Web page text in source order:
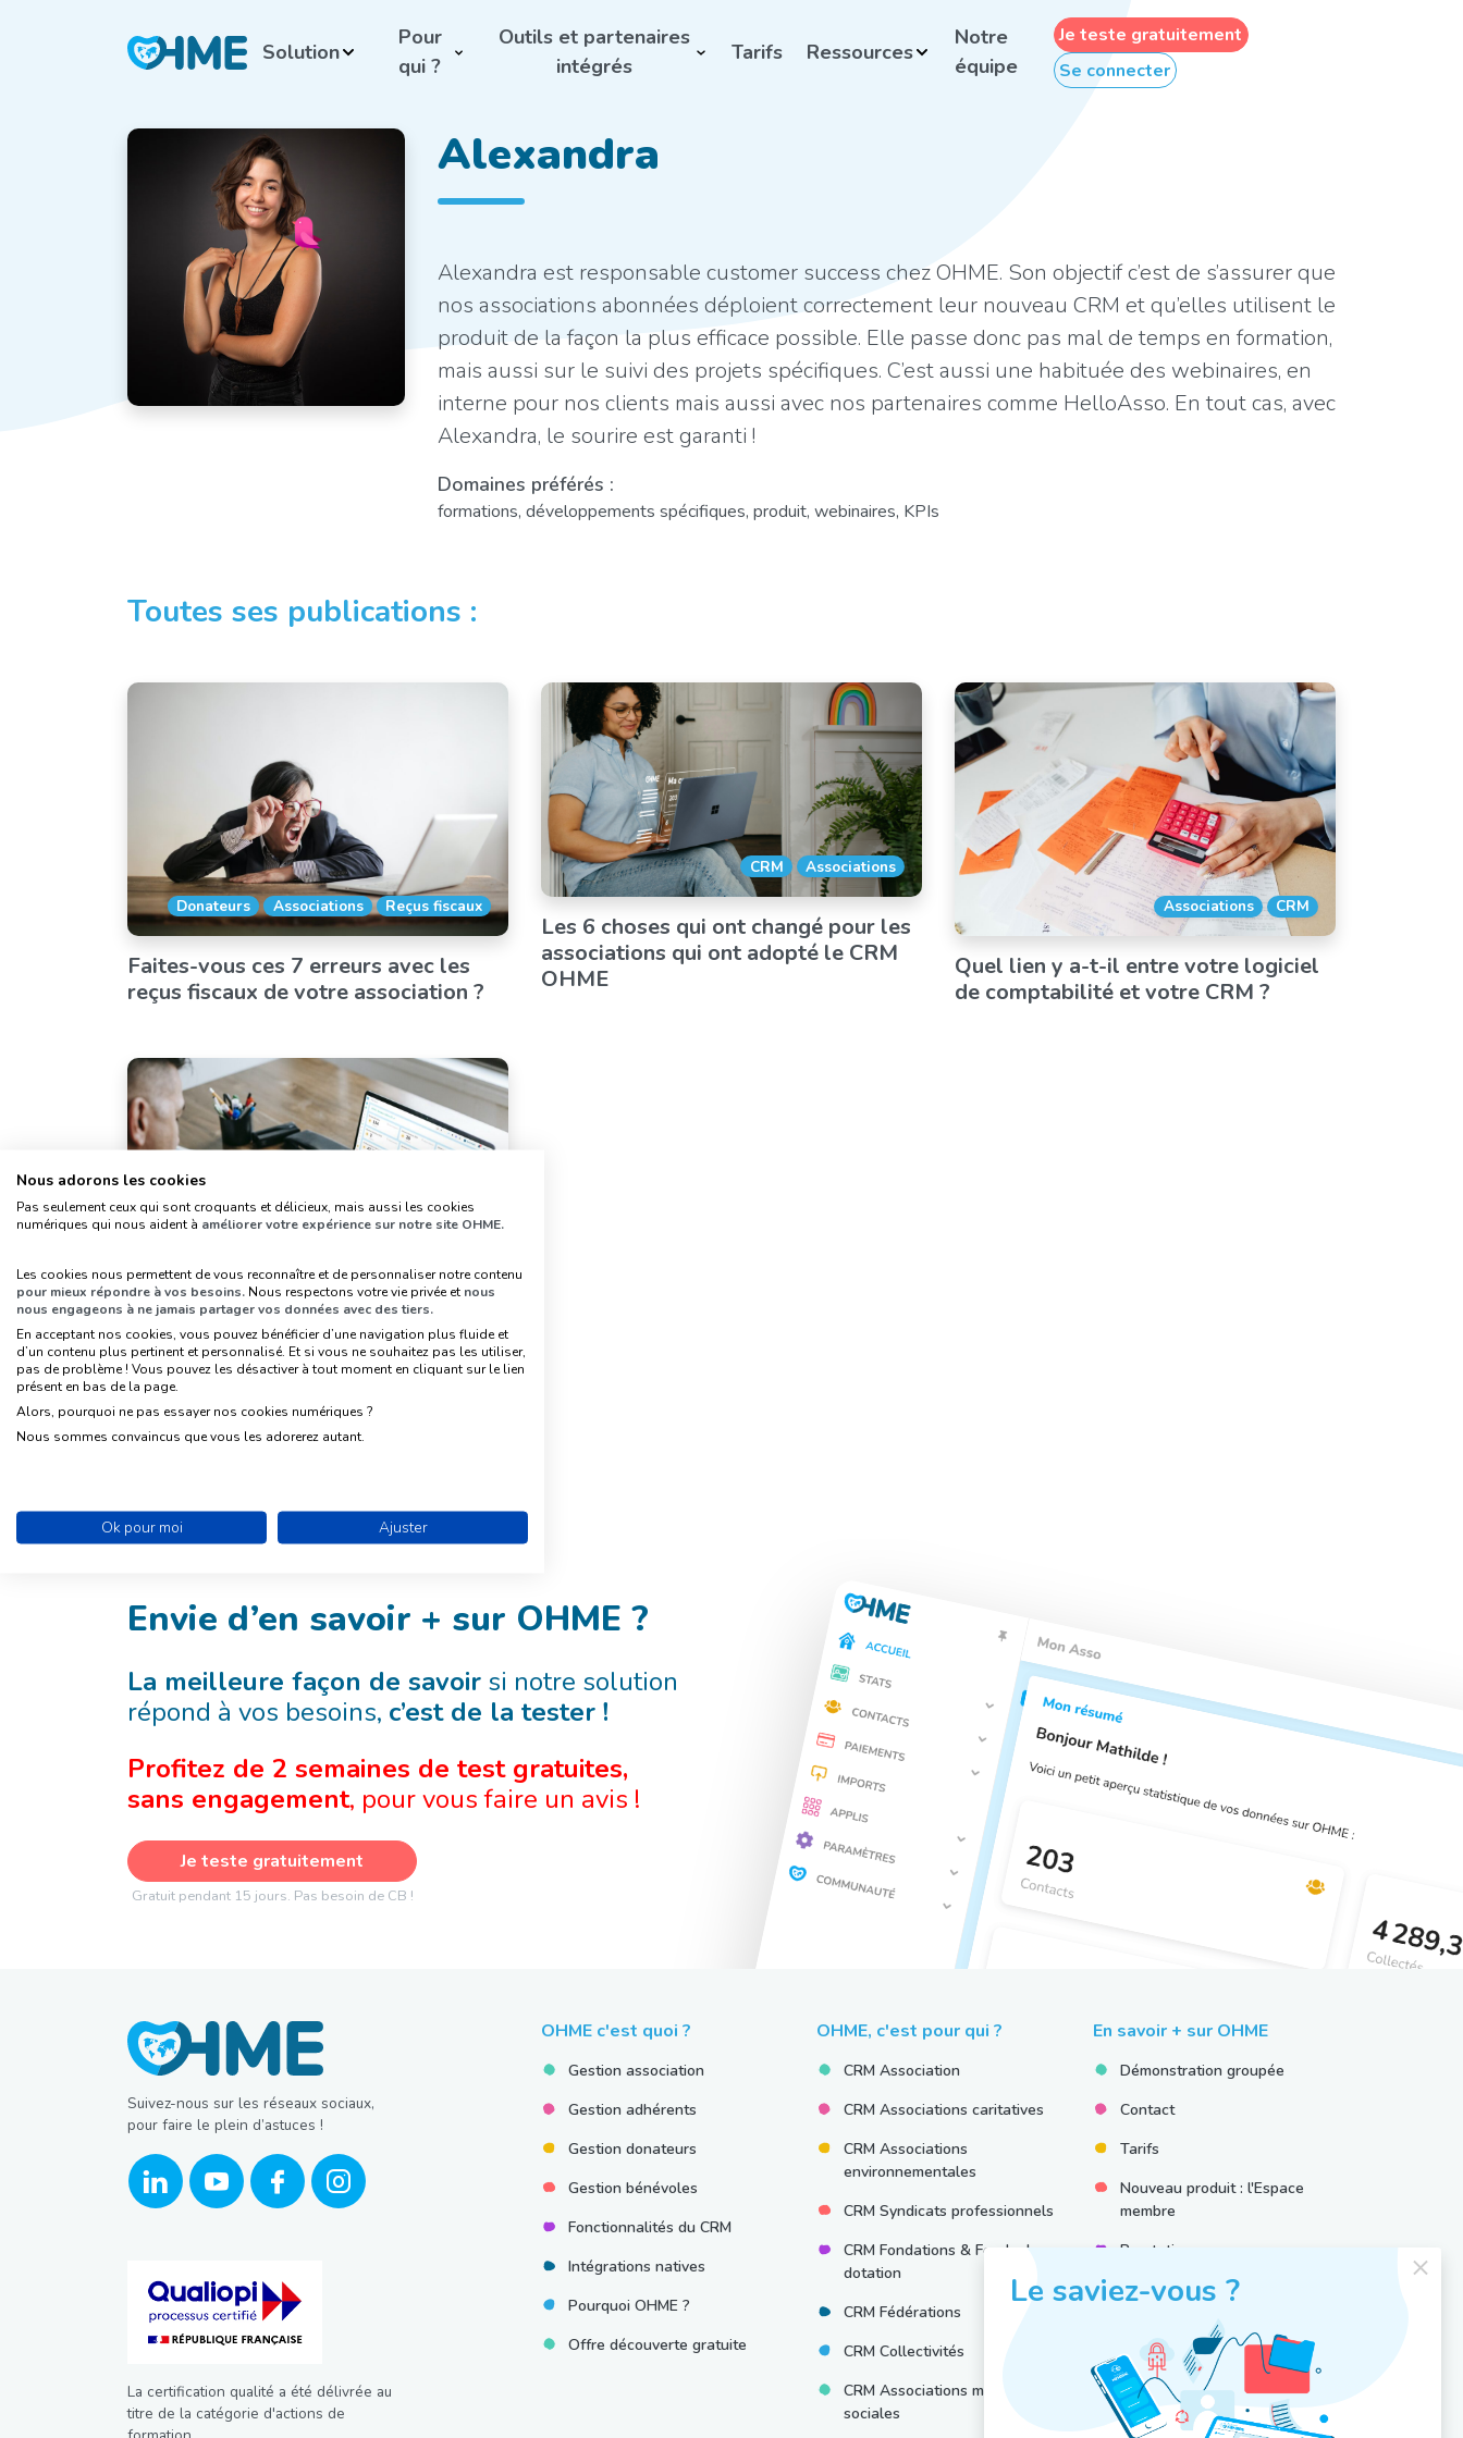
Solution
Pour
qui ?
Outils et partenaires
intégrés
Tarifs Ressources
Notre
équipe
Je teste gratuitement
Se connecter
Alexandra
Alexandra est responsable customer success chez OHME. Son objectif c’est de s’assurer que
nos associations abonnées déploient correctement leur nouveau CRM et qu’elles utilisent le
produit de la façon la plus efficace possible. Elle passe donc pas mal de temps en formation,
mais aussi sur le suivi des projets spécifiques. C’est aussi une habituée des webinaires, en
interne pour nos clients mais aussi avec nos partenaires comme HelloAsso. En tout cas, avec
Alexandra, le sourire est garanti !
Domaines préférés :
formations, développements spécifiques, produit, webinaires, KPIs
Toutes ses publications :
Donateurs Associations Reçus fiscaux
Faites-vous ces 7 erreurs avec les
reçus fiscaux de votre association ?
CRM Associations
Les 6 choses qui ont changé pour les
associations qui ont adopté le CRM
OHME
Associations CRM
Quel lien y a-t-il entre votre logiciel
de comptabilité et votre CRM ?
Statistiques Support
Mieux analyser votre campagne de
collecte sur OHME, c’est facile !
Envie d’en savoir + sur OHME ?
La meilleure façon de savoir si notre solution
répond à vos besoins, c’est de la tester !
Profitez de 2 semaines de test gratuites,
sans engagement, pour vous faire un avis !
Je teste gratuitement
Gratuit pendant 15 jours. Pas besoin de CB !
Suivez-nous sur les réseaux sociaux,
pour faire le plein d’astuces !
La certification qualité a été délivrée au
titre de la catégorie d'actions de
OHME c'est quoi ?
Gestion association
Gestion adhérents
Gestion donateurs
Gestion bénévoles
Fonctionnalités du CRM
Intégrations natives
Pourquoi OHME ?
Offre découverte gratuite
OHME, c'est pour qui ?
CRM Association
CRM Associations caritatives
CRM Associations
environnementales
CRM Syndicats professionnels
CRM Fondations & Fonds de
dotation
CRM Fédérations
CRM Collectivités
CRM Associations médico-
sociales
En savoir + sur OHME
Démonstration groupée
Contact
Tarifs
Nouveau produit : l'Espace
membre
Prestations
Blog
FAQ
Le saviez-vous ?
Nous adorons les cookies
Pas seulement ceux qui sont croquants et délicieux, mais aussi les cookies
numériques qui nous aident à améliorer votre expérience sur notre site OHME.
Les cookies nous permettent de vous reconnaître et de personnaliser notre contenu
pour mieux répondre à vos besoins. Nous respectons votre vie privée et nous
nous engageons à ne jamais partager vos données avec des tiers.
En acceptant nos cookies, vous pouvez bénéficier d’une navigation plus fluide et
d’un contenu plus pertinent et personnalisé. Et si vous ne souhaitez pas les utiliser,
pas de problème ! Vous pouvez les désactiver à tout moment en cliquant sur le lien
présent en bas de la page.
Alors, pourquoi ne pas essayer nos cookies numériques ?
Nous sommes convaincus que vous les adorerez autant.
Ok pour moi Ajuster